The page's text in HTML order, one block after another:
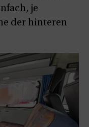
je
der hinteren